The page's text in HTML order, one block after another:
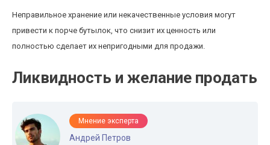
Неправильное хранение или некачественные условия могут
привести к порче бутылок, что снизит их ценность или
полностью сделает их непригодными для продажи.
Ликвидность и желание продать
Мнение эксперта
Андрей Петров